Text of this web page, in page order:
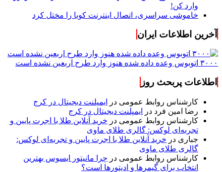
وارد کن!
خاموشی سراسری، اتصال اینترنت کوبا را مختل کرد
آخرین اطلاعات ایران
۳۰۰۰ اتوبوس وعده داده شده هنوز وارد طرح اربعین نشده است
اطلاعات پربحث روز
کارشناس روابط عمومی در
ایمپلنت دیجیتال در کرج
رضا امین فرد در
ایمپلنت دیجیتال در کرج
کارشناس روابط عمومی در خرید آنلاین طلا با اجرت پایین و
تجربه‌ای لوکس: گالری طلای ماوی
جباری در خرید آنلاین طلا با اجرت پایین و تجربه‌ای لوکس:
گالری طلای ماوی
کارشناس روابط عمومی در چرا مانیتور ایسوس بهترین
انتخاب برای گیمرها و ادیتورها است؟